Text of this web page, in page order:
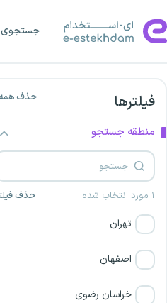
جستجوی
فیلترها حذف همه
منطقه جستجو
۱ مورد انتخاب شده حذف
تهران
اصفهان
خراسان رضوی